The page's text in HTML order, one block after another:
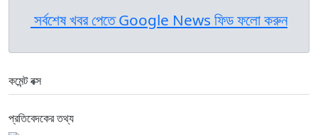
সর্বশেষ খবর পেতে Google News ফিড ফলো করুন
কমেন্ট বক্স
প্রতিবেদকের তথ্য